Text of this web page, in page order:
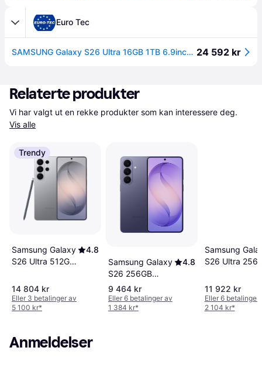
Euro Tec
SAMSUNG Galaxy S26 Ultra 16GB 1TB 6.9inch 3120x1440 2600nits Wifi7 BT6 USB3.2 UWB IP68 DS+eSim 5000mAh 60W incl black cable Blue (SM-S948BLBHEUB) 24 592 kr
Relaterte produkter
Vis alle
Trendy
Samsung Galaxy
S26 Ultra 512GB
4.8
14 804 kr
Eller 3 betalinger av
5 100 kr*
Samsung Galaxy
S26 256GB
Cobalt Violet
4.8
9 464 kr
Eller 6 betalinger av
1 384 kr*
Samsung
S26 Ultra
11 922 kr
Eller 6 betalinger
2 104 kr*
Anmeldelser